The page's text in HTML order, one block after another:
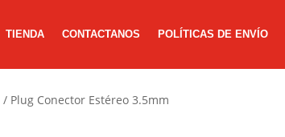
TIENDA CONTACTANOS POLÍTICAS DE ENVÍO
/ Plug Conector Estéreo 3.5mm